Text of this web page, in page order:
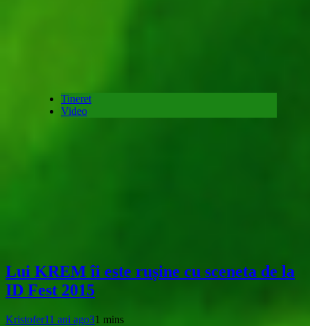
Tineret
Video
Lui KREM îi este rușine cu sceneta de la
ID Fest 2015
Kristofer11 ani ago31 mins